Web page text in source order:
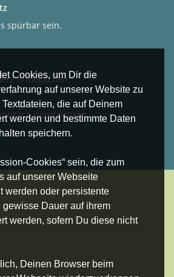
Cookies, um Dir die
auf unserer Website zu
die auf Deinem
werden und bestimmte Daten
speichern.
Cookies“ sein, die zum
auf unserer Webseite
werden oder persistente
Dauer auf ihrem
werden, sofern Du diese nicht
Deinen Browser beim
spürbar sein.
ermöglichen.
unterstützen.